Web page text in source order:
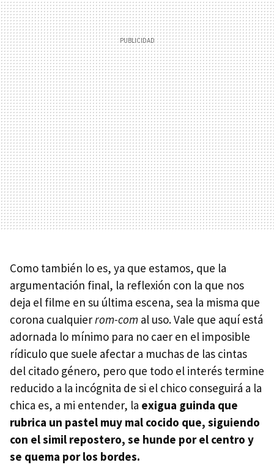
Como también lo es, ya que estamos, que la
argumentación final, la reflexión con la que nos
deja el filme en su última escena, sea la misma que
corona cualquierrom-com al uso. Vale que aquí está
adornada lo mínimo para no caer en el imposible
rídiculo que suele afectar a muchas de las cintas
del citado género, pero que todo el interés termine
reducido a la incógnita de si el chico conseguirá a la
chica es, a mi entender, la exigua guinda que
rubrica un pastel muy mal cocido que, siguiendo
con el simil repostero, se hunde por el centro y
se quema por los bordes.